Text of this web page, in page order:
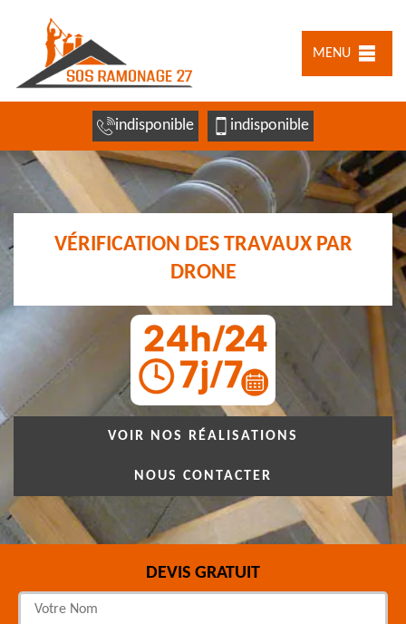
MENU
indisponible indisponible
VÉRIFICATION DES TRAVAUX PAR
DRONE
VOIR NOS RÉALISATIONS
NOUS CONTACTER
DEVIS GRATUIT